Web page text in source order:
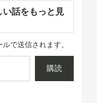
話をもっと見
で送信されます。
購読